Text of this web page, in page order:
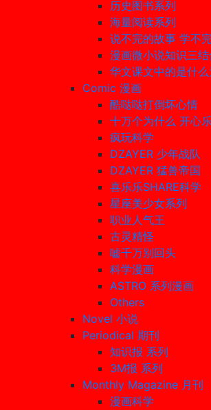
历史图书系列
海量阅读系列
说不完的故事 学不
漫画微小说知识三
华文课文中的是什
Comic 漫画
酷哒哒打倒坏心情
十万个为什么 开心
疯玩科学
DZAYER 少年战队
DZAYER 猛兽帝国
喜乐乐SHARE科学
星座美少女系列
职业人气王
古灵精怪
嘘千万别回头
科学漫画
ASTRO 系列漫画
Others
Novel 小说
Periodical 期刊
知识报 系列
3M报 系列
Monthly Magazine 月刊
漫画科学